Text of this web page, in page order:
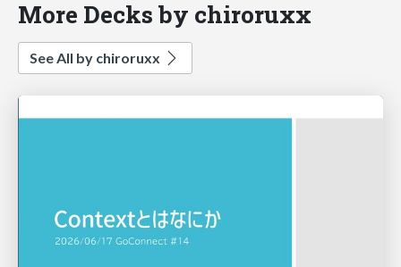
More Decks by chiroruxx
See All by chiroruxx